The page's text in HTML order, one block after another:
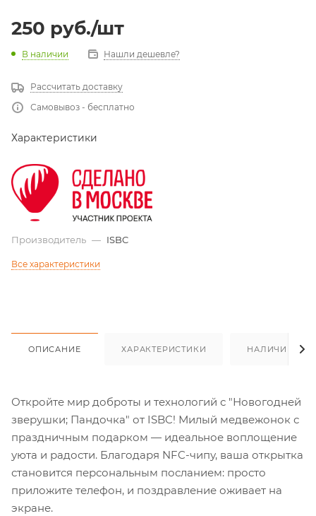
250 руб./шт
В наличии Нашли дешевле?
Рассчитать доставку
Самовывоз - бесплатно
Характеристики
Производитель — ISBC
Все характеристики
ОПИСАНИЕ ХАРАКТЕРИСТИКИ НАЛИЧИЕ
Откройте мир доброты и технологий с "Новогодней
зверушки; Пандочка" от ISBC! Милый медвежонок с
праздничным подарком — идеальное воплощение
уюта и радости. Благодаря NFC-чипу, ваша открытка
становится персональным посланием: просто
приложите телефон, и поздравление оживает на
экране.